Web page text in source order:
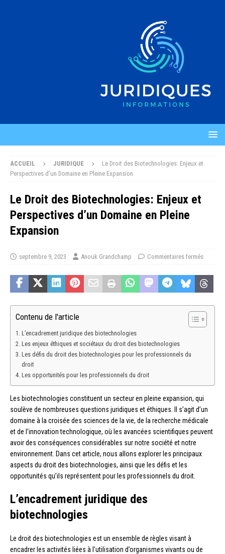
ACCUEIL JURIDIQUE
Le Droit des Biotechnologies: Enjeux et
Perspectives d’un Domaine en Pleine Expansion
Le Droit des Biotechnologies: Enjeux et
Perspectives d’un Domaine en Pleine
Expansion
septembre 9, 2023 Anouk Grandchamp Commentaires fermés
Contenu de l'article
L’encadrement juridique des biotechnologies
Les enjeux éthiques et sociétaux du droit des biotechnologies
Les défis du droit des biotechnologies pour les professionnels du
droit
Les opportunités pour les professionnels du droit
Les biotechnologies constituent un secteur en pleine expansion, qui
soulève de nombreuses questions juridiques et éthiques. Il s’agit d’un
domaine à la croisée des sciences de la vie, de la recherche médicale
et de l’innovation technologique, où les avancées scientifiques peuvent
avoir des conséquences considérables sur notre société et notre
environnement. Dans cet article, nous allons explorer les principaux
aspects du droit des biotechnologies, ainsi que les défis et les
opportunités qu’ils représentent pour les professionnels du droit.
L’encadrement juridique des
biotechnologies
Le droit des biotechnologies est un ensemble de règles visant à
encadrer les activités liées à l’utilisation d’organismes vivants ou de